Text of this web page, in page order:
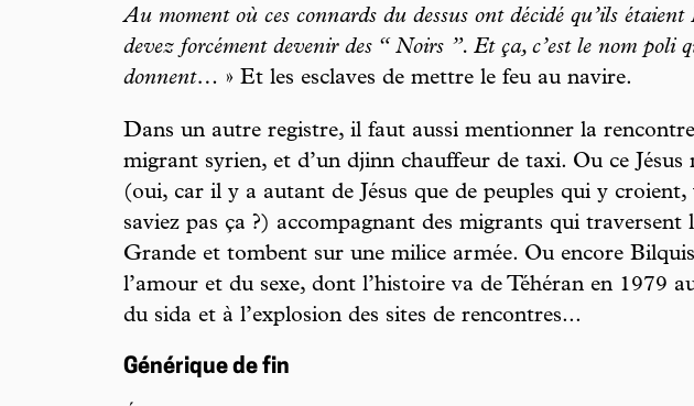
Au moment où ces connards du dessus ont décidé qu’ils étaient
devez forcément devenir des “ Noirs ”. Et ça, c’est le nom poli
donnent… » Et les esclaves de mettre le feu au navire.
Dans un autre registre, il faut aussi mentionner la
migrant syrien, et d’un djinn chauffeur de taxi. Ou ce Jésus
(oui, car il y a autant de Jésus que de peuples qui y croient,
saviez pas ça ?) accompagnant des migrants qui traversent
Grande et tombent sur une milice armée. Ou encore
l’amour et du sexe, dont l’histoire va de Téhéran en 1979
du sida et à l’explosion des sites de rencontres...
Générique de fin